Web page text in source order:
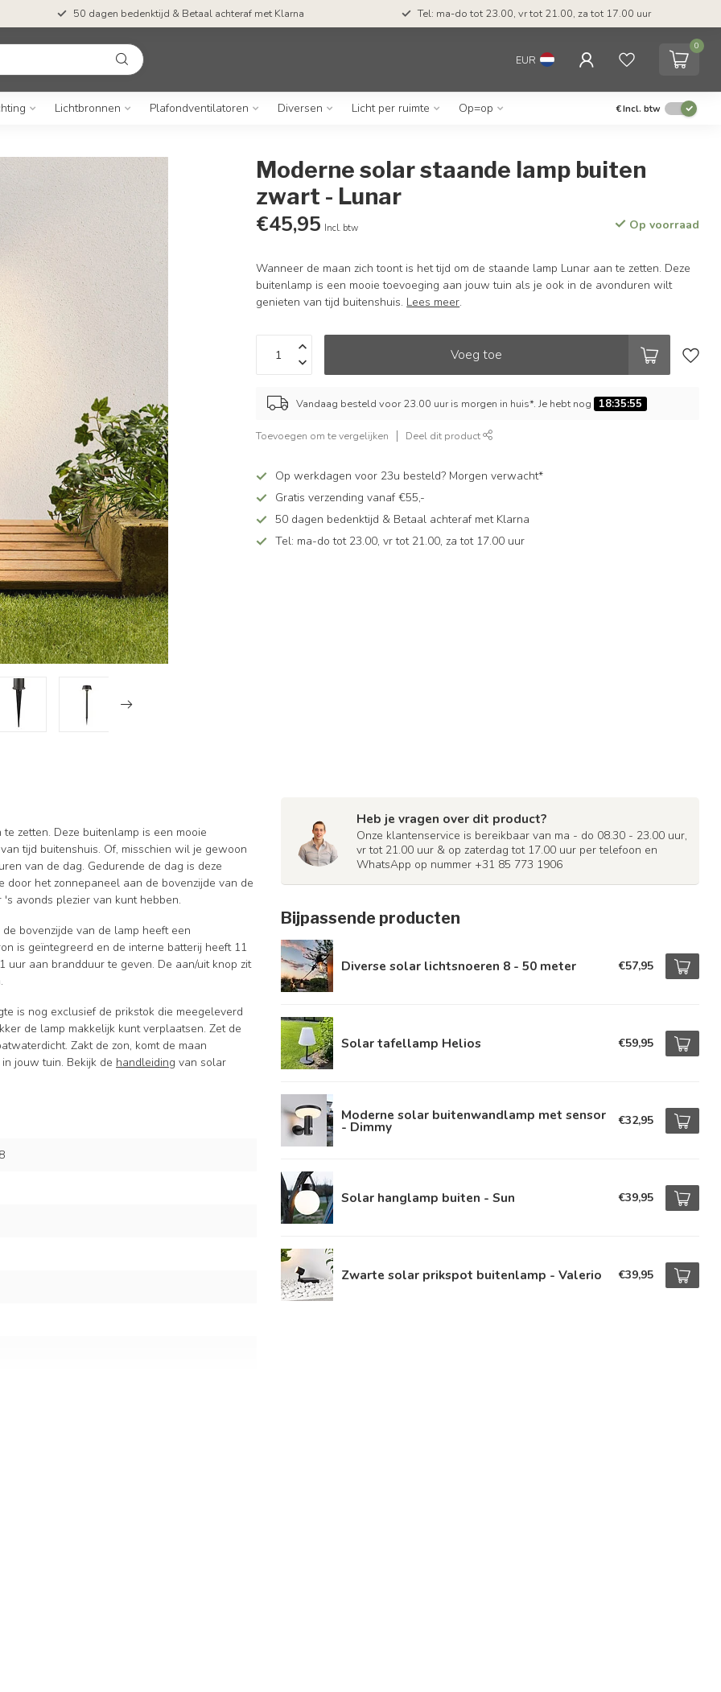
50 dagen bedenktijd & Betaal achteraf met Klarna Tel: ma-do tot 23.00, vr tot 21.00, za tot 17.00 uur
EUR
0
Lichtbronnen Plafondventilatoren Diversen Licht per ruimte Op=op €Incl. btw
Moderne solar staande lamp buiten
zwart - Lunar
€45,95 Incl. btw Op voorraad
Wanneer de maan zich toont is het tijd om de staande lamp Lunar aan te zetten. Deze
buitenlamp is een mooie toevoeging aan jouw tuin als je ook in de avonduren wilt
genieten van tijd buitenshuis. Lees meer.
Voeg toe
Vandaag besteld voor 23.00 uur is morgen in huis*. Je hebt nog 18:35:54
Toevoegen om te vergelijken Deel dit product
Op werkdagen voor 23u besteld? Morgen verwacht*
Gratis verzending vanaf €55,-
50 dagen bedenktijd & Betaal achteraf met Klarna
Tel: ma-do tot 23.00, vr tot 21.00, za tot 17.00 uur
zetten. Deze buitenlamp is een mooie
tijd buitenshuis. Of, misschien wil je gewoon
van de dag. Gedurende de dag is deze
het zonnepaneel aan de bovenzijde van de
avonds plezier van kunt hebben.
bovenzijde van de lamp heeft een
is geïntegreerd en de interne batterij heeft 11
aan brandduur te geven. De aan/uit knop zit
is nog exclusief de prikstok die meegeleverd
de lamp makkelijk kunt verplaatsen. Zet de
Zakt de zon, komt de maan
jouw tuin. Bekijk de handleiding van solar
Heb je vragen over dit product?
Onze klantenservice is bereikbaar van ma - do 08.30 - 23.00 uur,
vr tot 21.00 uur & op zaterdag tot 17.00 uur per telefoon en
WhatsApp op nummer +31 85 773 1906
Bijpassende producten
Diverse solar lichtsnoeren 8 - 50 meter €57,95
Solar tafellamp Helios €59,95
Moderne solar buitenwandlamp met sensor
- Dimmy €32,95
Solar hanglamp buiten - Sun €39,95
Zwarte solar prikspot buitenlamp - Valerio €39,95